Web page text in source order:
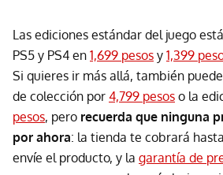
Las ediciones estándar del juego
PS5 y PS4 en 1,699 pesos y 1,399
Si quieres ir más allá, también
de colección por 4,799 pesos o la
pesos, pero recuerda que ninguna
por ahora: la tienda te cobrará
envíe el producto, y la garantía de